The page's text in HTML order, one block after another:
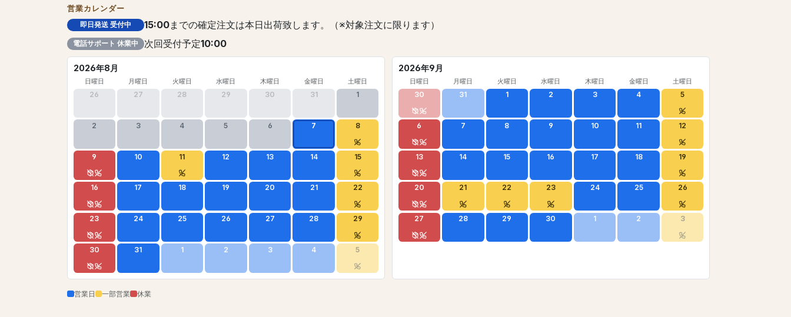
営業カレンダー
即日発送 受付中 15:00までの確定注文は本日出荷致します。（※対象注文に限ります）
電話サポート 休業中 次回受付予定10:00
2026年8月
日曜日 月曜日 火曜日 水曜日 木曜日 金曜日 土曜日
26 27 28 29 30 31 1
2 3 4 5 6 7 8
9 10 11 12 13 14 15
16 17 18 19 20 21 22
23 24 25 26 27 28 29
30 31 1 2 3 4 5
2026年9月
日曜日 月曜日 火曜日 水曜日 木曜日 金曜日 土曜日
30 31 1 2 3 4 5
6 7 8 9 10 11 12
13 14 15 16 17 18 19
20 21 22 23 24 25 26
27 28 29 30 1 2 3
営業日 一部営業 休業